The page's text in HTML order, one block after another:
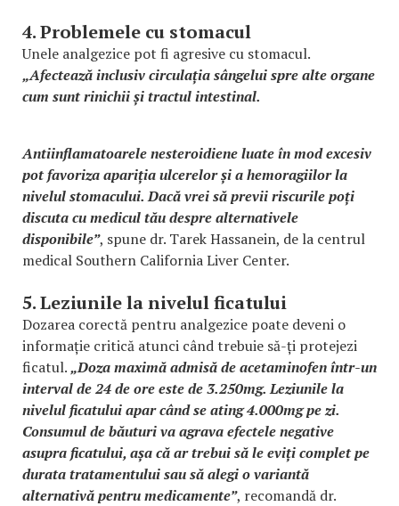
4. Problemele cu stomacul
Unele analgezice pot fi agresive cu stomacul.
„Afectează inclusiv circulația sângelui spre alte organe
cum sunt rinichii și tractul intestinal.
Antiinflamatoarele nesteroidiene luate în mod excesiv
pot favoriza apariția ulcerelor și a hemoragiilor la
nivelul stomacului. Dacă vrei să previi riscurile poți
discuta cu medicul tău despre alternativele
disponibile”, spune dr. Tarek Hassanein, de la centrul
medical Southern California Liver Center.
5. Leziunile la nivelul ficatului
Dozarea corectă pentru analgezice poate deveni o
informație critică atunci când trebuie să-ți protejezi
ficatul.„Doza maximă admisă de acetaminofen într-un
interval de 24 de ore este de 3.250mg. Leziunile la
nivelul ficatului apar când se ating 4.000mg pe zi.
Consumul de băuturi va agrava efectele negative
asupra ficatului, așa că ar trebui să le eviți complet pe
durata tratamentului sau să alegi o variantă
alternativă pentru medicamente”, recomandă dr.